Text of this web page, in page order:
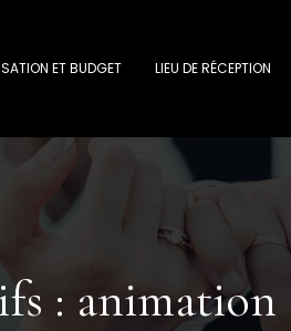
ET BUDGET LIEU DE RÉCEPTION
: